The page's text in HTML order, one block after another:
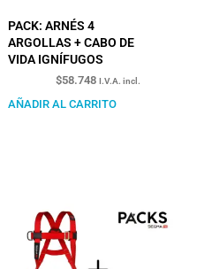
PACK: ARNÉS 4
ARGOLLAS + CABO DE
VIDA IGNÍFUGOS
$58.748 I.V.A. incl.
AÑADIR AL CARRITO